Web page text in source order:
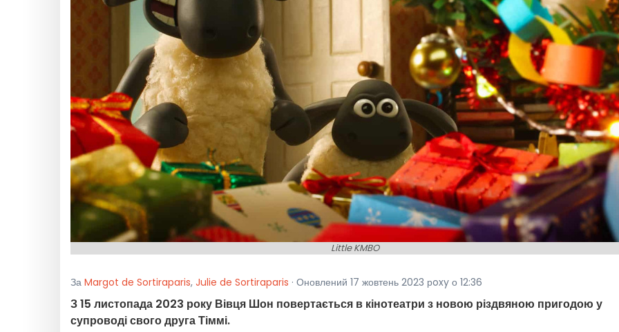
Little KMBO
За Margot de Sortiraparis, Julie de Sortiraparis · Оновлений 17 жовтень 2023 рoxy о 12:36
З 15 листопада 2023 року Вівця Шон повертається в кінотеатри з новою різдвяною пригодою у
супроводі свого друга Тіммі.